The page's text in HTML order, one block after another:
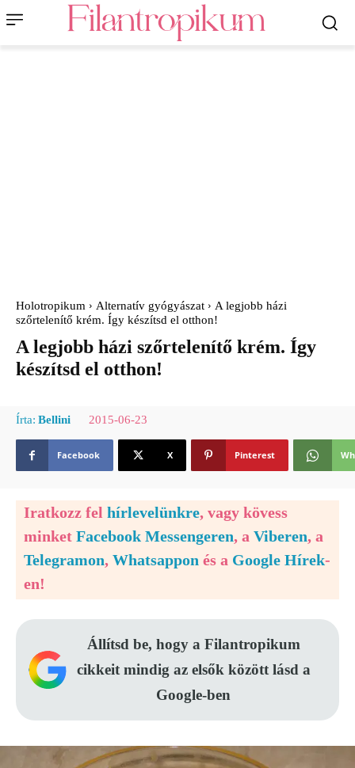
Holotropikum Alternatív gyógyászat
A legjobb házi
szőrtelenítő krém. Így készítsd el otthon!
A legjobb házi szőrtelenítő krém. Így
készítsd el otthon!
Írta: Bellini 2015-06-23
Facebook X Pinterest
Iratkozz fel hírlevelünkre, vagy kövess
minket Facebook Messengeren, a Viberen, a
Telegramon, Whatsappon és a Google Hírek-
en!
Állítsd be, hogy a Filantropikum
cikkeit mindig az elsők között lásd a
Google-ben